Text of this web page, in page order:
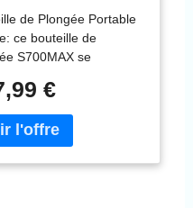
de 2L) pour la
en Eau Peu
Support de
pour Le
de
de Plongée Portable
ce bouteille de
S700MAX se
régulateur. Il peut
transporté,
le lourd fardeau des
de plongée
et convient à la
€